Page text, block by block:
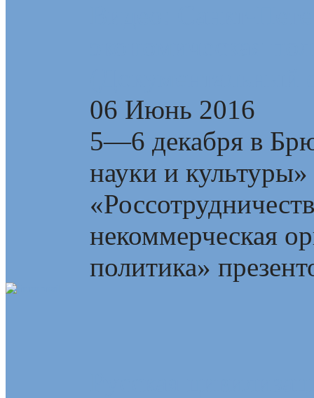
06 Июнь 2016
5—6 декабря в
науки и культуры»
некоммерческая
политика»